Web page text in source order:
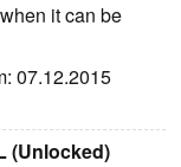
it can be
07.12.2015
(Unlocked)